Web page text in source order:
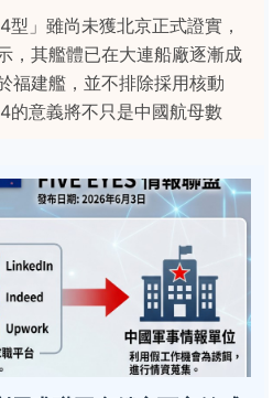
」雖尚未獲北京正式證實，
，其艦體已在大連船廠逐漸成
福建艦，並不排除採用核動
的意義將不只是中國航母數